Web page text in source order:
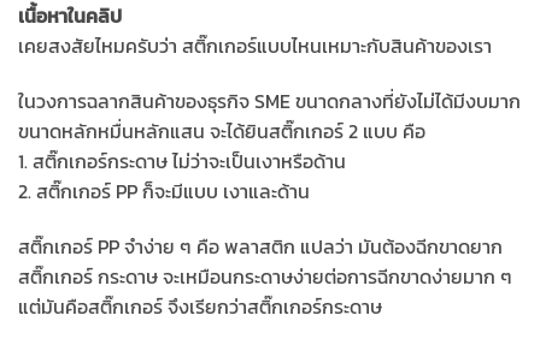
เนื้อหาในคลิป
เคยสงสัยไหมครับว่า สติ๊กเกอร์แบบไหนเหมาะกับสินค้าของเรา
ในวงการฉลากสินค้าของธุรกิจ SME ขนาดกลางที่ยังไม่ได้มีงบมาก
ขนาดหลักหมื่นหลักแสน จะได้ยินสติ๊กเกอร์ 2 แบบ คือ
1. สติ๊กเกอร์กระดาษ ไม่ว่าจะเป็นเงาหรือด้าน
2. สติ๊กเกอร์ PP ก็จะมีแบบ เงาและด้าน
สติ๊กเกอร์ PP จำง่าย ๆ คือ พลาสติก แปลว่า มันต้องฉีกขาดยาก
สติ๊กเกอร์ กระดาษ จะเหมือนกระดาษง่ายต่อการฉีกขาดง่ายมาก ๆ
แต่มันคือสติ๊กเกอร์ จึงเรียกว่าสติ๊กเกอร์กระดาษ